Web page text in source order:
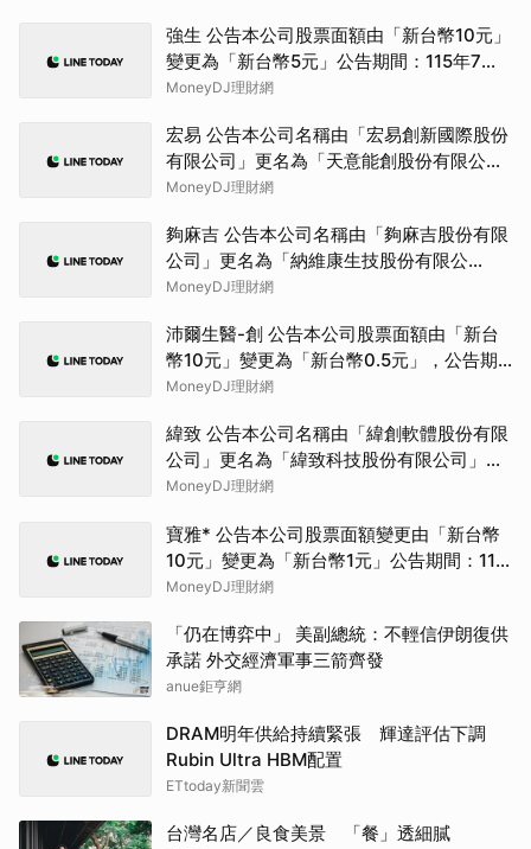
強生 公告本公司股票面額由「新台幣10元」
變更為「新台幣5元」公告期間：115年7月
22日至115年10月21日
MoneyDJ理財網
宏易 公告本公司名稱由「宏易創新國際股份
有限公司」更名為「天意能創股份有限公
司」，公告期間：115年7月09日至115年10
MoneyDJ理財網
夠麻吉 公告本公司名稱由「夠麻吉股份有限
公司」更名為「納維康生技股份有限公
司」，公告期間：115年6月29日至115年9
MoneyDJ理財網
沛爾生醫-創 公告本公司股票面額由「新台
幣10元」變更為「新台幣0.5元」，公告期
間：115年08月06日至115年11月05日。
MoneyDJ理財網
緯致 公告本公司名稱由「緯創軟體股份有限
公司」更名為「緯致科技股份有限公司」，
公告期間：115年6月2日至115年9月1日。
MoneyDJ理財網
寶雅* 公告本公司股票面額變更由「新台幣
10元」變更為「新台幣1元」公告期間：115
年7月2日至115年10月1日
MoneyDJ理財網
「仍在博弈中」 美副總統：不輕信伊朗復供
承諾 外交經濟軍事三箭齊發
anue鉅亨網
DRAM明年供給持續緊張 輝達評估下調
Rubin Ultra HBM配置
ETtoday新聞雲
台灣名店／良食美景 「餐」透細膩